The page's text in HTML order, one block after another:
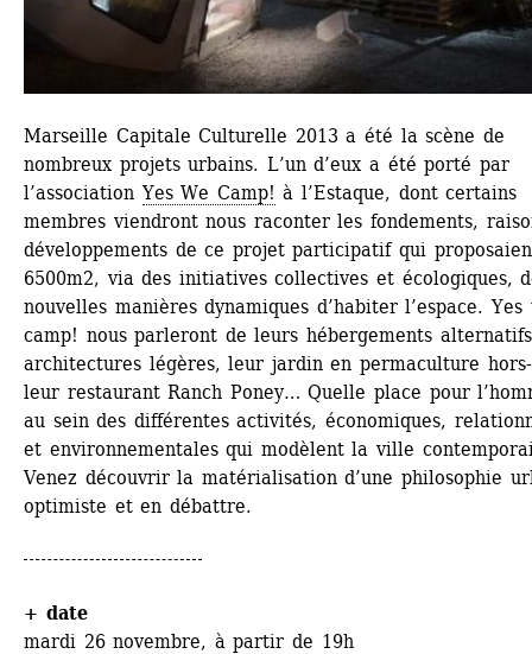
Marseille Capitale Culturelle 2013 a été la scène de
nombreux projets urbains. L’un d’eux a été porté par
l’association Yes We Camp! à l’Estaque, dont certains
membres viendront nous raconter les fondements,
développements de ce projet participatif qui
6500m2, via des initiatives collectives et écologiques,
nouvelles manières dynamiques d’habiter l’espace. Yes
camp! nous parleront de leurs hébergements
architectures légères, leur jardin en permaculture
leur restaurant Ranch Poney… Quelle place pour
au sein des différentes activités, économiques,
et environnementales qui modèlent la ville
Venez découvrir la matérialisation d’une philosophie
optimiste et en débattre.
+ date
mardi 26 novembre, à partir de 19h